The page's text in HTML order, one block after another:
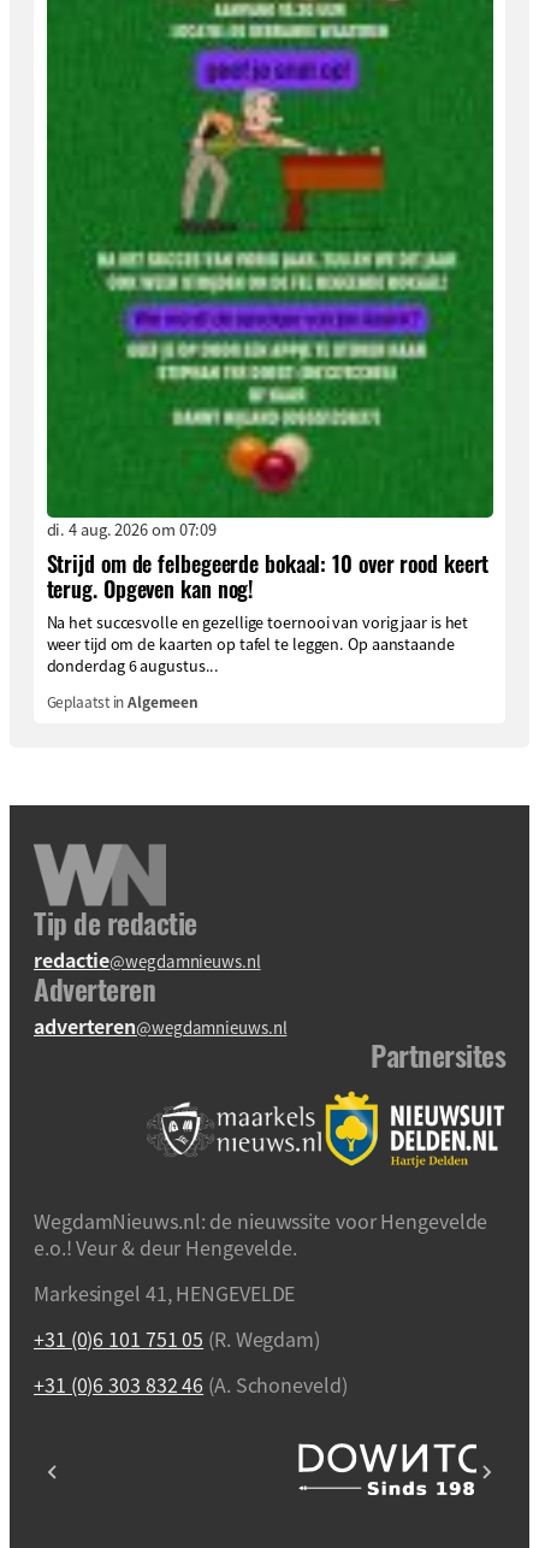
di. 4 aug. 2026 om 07:09
Strijd om de felbegeerde bokaal: 10 over rood keert
terug. Opgeven kan nog!
Na het succesvolle en gezellige toernooi van vorig jaar is het
weer tijd om de kaarten op tafel te leggen. Op aanstaande
donderdag 6 augustus...
Geplaatst inAlgemeen
Tip de redactie
redactie@wegdamnieuws.nl
Adverteren
adverteren@wegdamnieuws.nl
Partnersites
WegdamNieuws.nl: de nieuwssite voor Hengevelde
e.o.! Veur & deur Hengevelde.
Markesingel 41, HENGEVELDE
+31 (0)6 101 751 05 (R. Wegdam)
+31 (0)6 303 832 46 (A. Schoneveld)